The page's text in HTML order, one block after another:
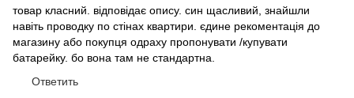
товар класний. відповідає опису. син щасливий, знайшли
навіть проводку по стінах квартири. єдине рекоментація до
магазину або покупця одраху пропонувати /купувати
батарейку. бо вона там не стандартна.
Ответить